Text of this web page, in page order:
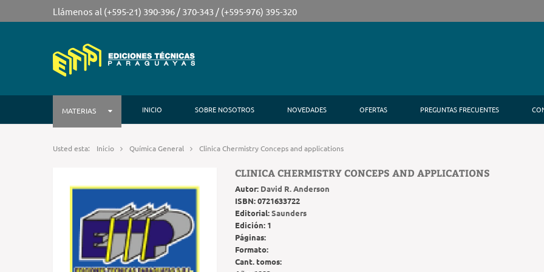
Llámenos al (+595-21) 390-396 / 370-343 / (+595-976) 395-320
MATERIAS INICIO SOBRE NOSOTROS NOVEDADES OFERTAS PREGUNTAS FRECUENTES
Usted esta: Inicio Química General Clinica Chermistry Conceps and applications
CLINICA CHERMISTRY CONCEPS AND APPLICATIONS
Autor: David R. Anderson
ISBN:0721633722
Editorial:Saunders
Edición: 1
Páginas:
Formato:
Cant. tomos: